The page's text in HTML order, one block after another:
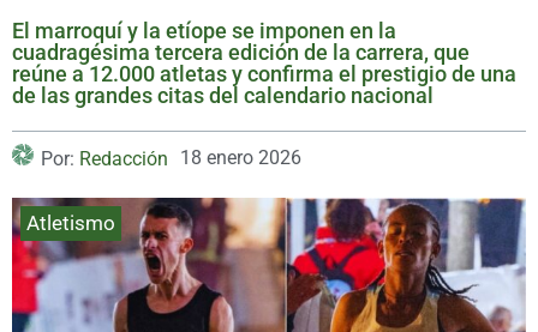
El marroquí y la etíope se imponen en la
cuadragésima tercera edición de la carrera, que
reúne a 12.000 atletas y confirma el prestigio de una
de las grandes citas del calendario nacional
Por: Redacción 18 enero 2026
Atletismo